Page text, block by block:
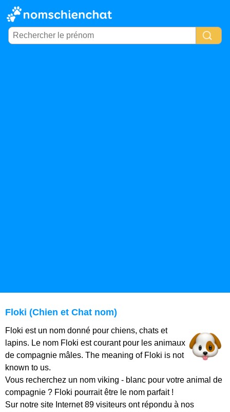
Floki (Chien et Chat nom)
Floki est un nom donné pour chiens, chats et
lapins. Le nom Floki est courant pour les animaux
de compagnie mâles. The meaning of Floki is not
known to us.
Vous recherchez un nom viking - blanc pour votre animal de
compagnie ? Floki pourrait être le nom parfait !
Sur notre site Internet 89 visiteurs ont répondu à nos